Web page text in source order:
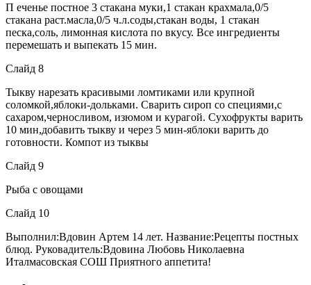
П еченье постное 3 стакана муки,1 стакан крахмала,0/5
стакана раст.масла,0/5 ч.л.соды,стакан воды, 1 стакан
песка,соль, лимонная кислота по вкусу. Все ингредиенты
перемешать и выпекать 15 мин.
Слайд 8
Тыкву нарезать красивыми ломтиками или крупной
соломкой,яблоки-дольками. Сварить сироп со специями,с
сахаром,черносливом, изюмом и курагой. Сухофрукты варить
10 мин,добавить тыкву и через 5 мин-яблоки варить до
готовности. Компот из тыквы
Слайд 9
Рыба с овощами
Слайд 10
Выполнил:Вдовин Артем 14 лет. Название:Рецепты постных
блюд. Руковадитель:Вдовина Любовь Николаевна
Италмасовская СОШ Приятного аппетита!